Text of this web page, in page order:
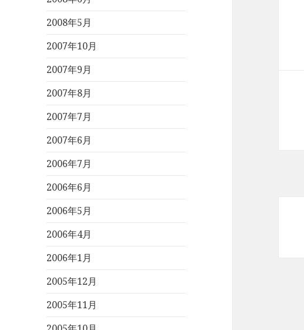
2008年5月
2007年10月
2007年9月
2007年8月
2007年7月
2007年6月
2006年7月
2006年6月
2006年5月
2006年4月
2006年1月
2005年12月
2005年11月